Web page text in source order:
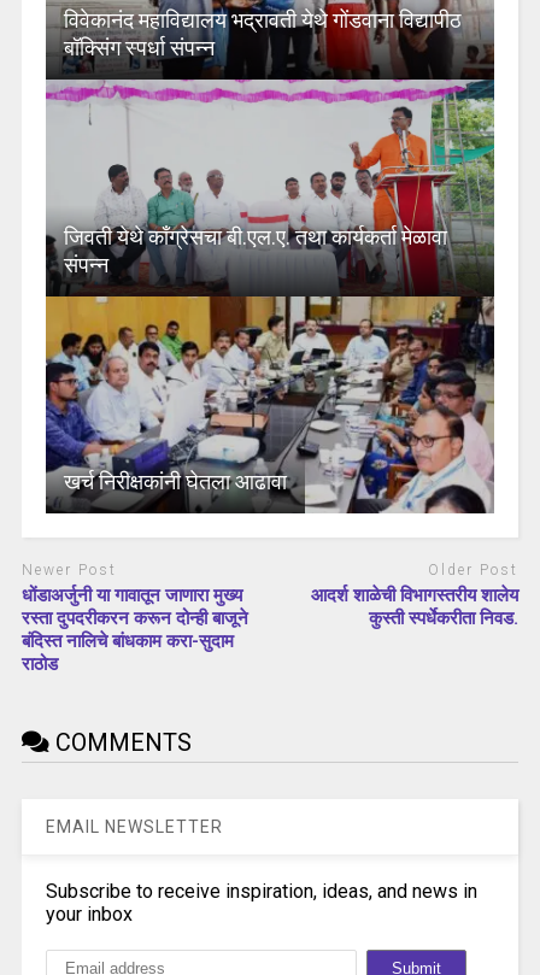
विवेकानंद महाविद्यालय भद्रावती येथे गोंडवाना विद्यापीठ
बॉक्सिंग स्पर्धा संपन्न
जिवती येथे काँग्रेसचा बी.एल.ए. तथा कार्यकर्ता मेळावा
संपन्न
खर्च निरीक्षकांनी घेतला आढावा
Newer Post
धोंडाअर्जुनी या गावातून जाणारा मुख्य
रस्ता दुपदरीकरन करून दोन्ही बाजूने
बंदिस्त नालिचे बांधकाम करा-सुदाम
राठोड
Older Post
आदर्श शाळेची विभागस्तरीय शालेय
कुस्ती स्पर्धेकरीता निवड.
COMMENTS
EMAIL NEWSLETTER
Subscribe to receive inspiration, ideas, and news in
your inbox